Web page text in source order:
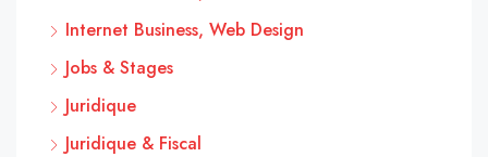
Internet Business, Web Design
Jobs & Stages
Juridique
Juridique & Fiscal